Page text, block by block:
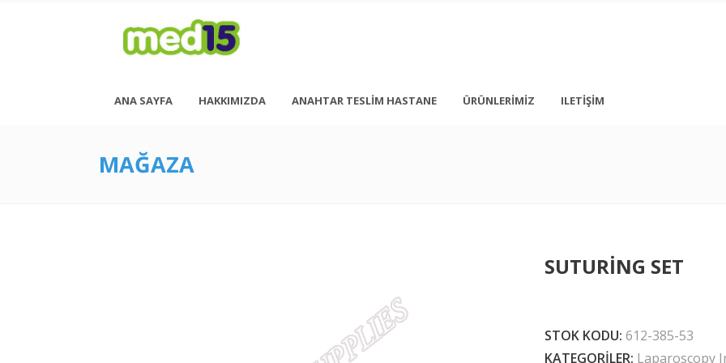
Pazartesi - Cuma 08:00 - 18:00
<div
<h6 style= “font-size: 13px; font-weight: 600; text-transform: none; line-height: 12px; margin-top: 10px; margin-
ANA SAYFA HAKKIMIZDA ANAHTAR TESLIM HASTANE ÜRÜNLERIMIZ ILETIŞIM
MAĞAZA
SUTURING SET
STOK KODU: 612-385-53
KATEGORILER: Laparoscopy